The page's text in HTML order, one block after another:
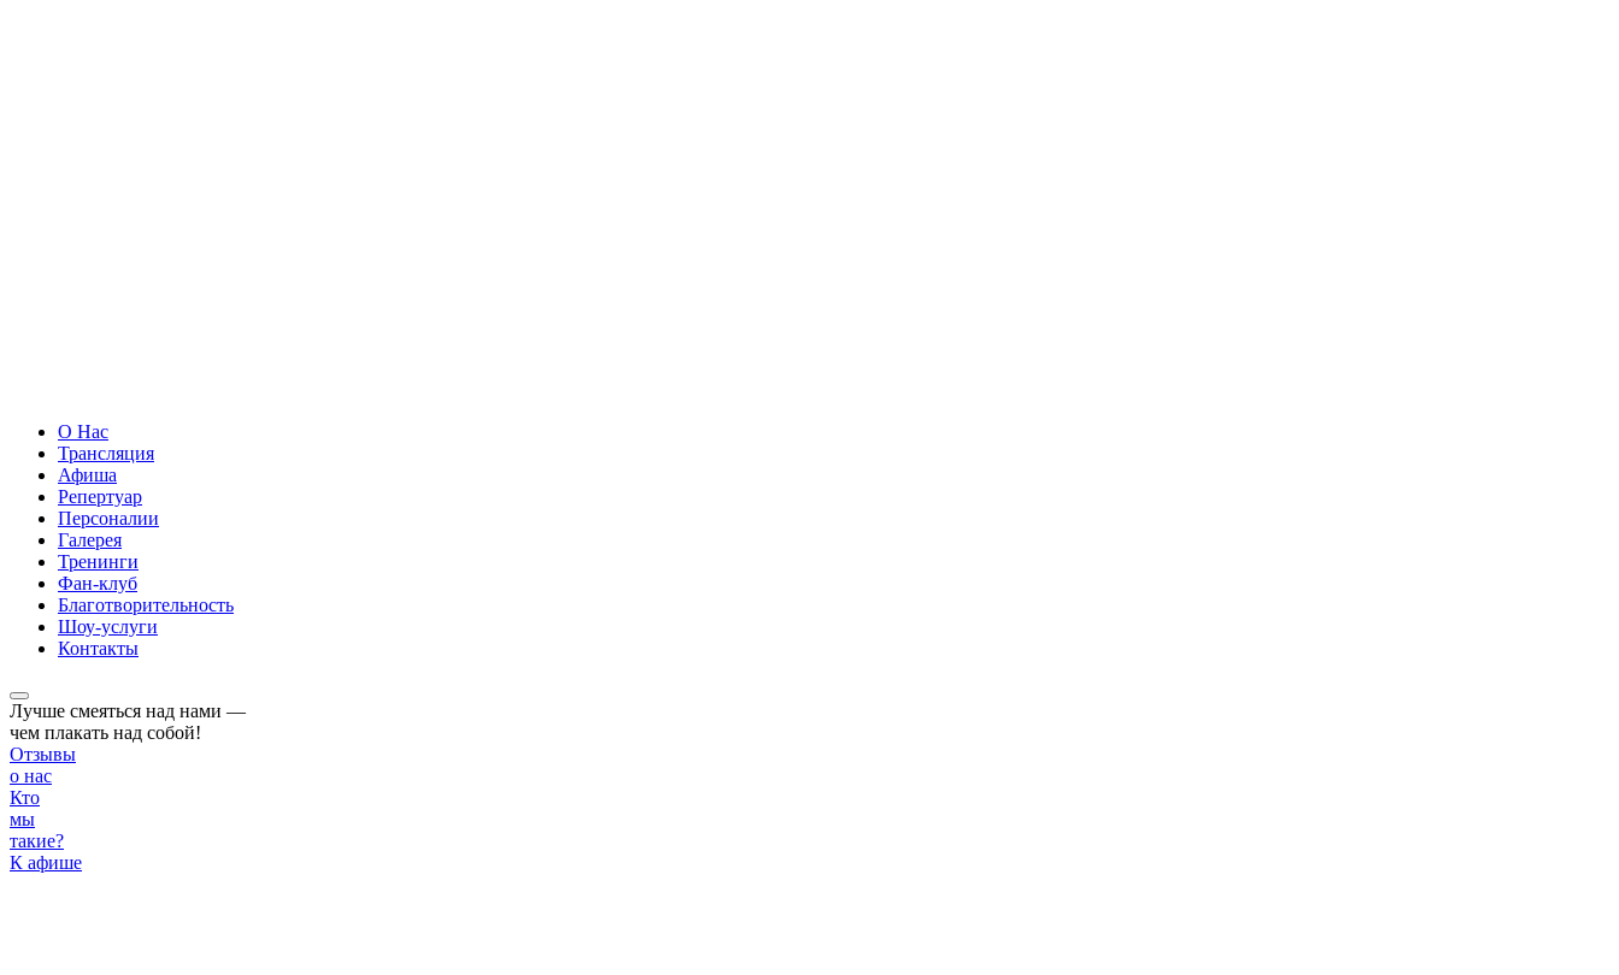
О Нас
Трансляция
Афиша
Репертуар
Персоналии
Галерея
Тренинги
Фан-клуб
Благотворительность
Шоу-услуги
Контакты
Лучше смеяться над нами —
чем плакать над собой!
Отзывы
о нас
Кто
мы
такие?
К афише